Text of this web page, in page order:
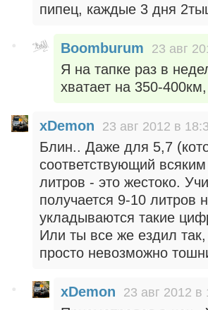
пипец, каждые 3 дня
Boomburum 23 авг
Я на тапке раз в
хватает на 350-
xDemon 23 авг 2012 в
Блин.. Даже для 5,7
соответствующий
литров - это жестоко.
получается 9-10 литров
укладываются такие
Или ты все же ездил
просто невозможно
xDemon 23 авг 2012 в